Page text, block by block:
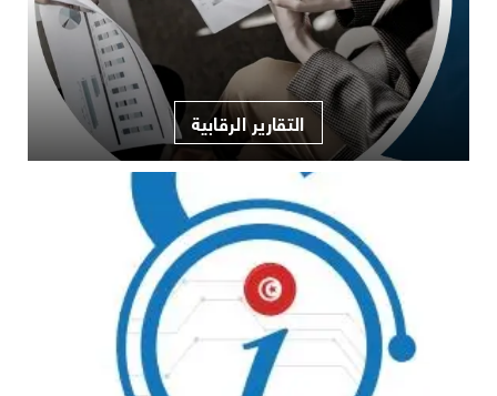
التقارير الرقابية